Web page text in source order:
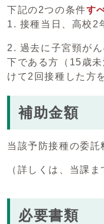
下記の2つの条件す
1. 接種当日、高校2
2. 過去に子宮頸が
下である方（15歳
けて2回接種した方
補助金額
当該予防接種の委
（詳しくは、当課
必要書類